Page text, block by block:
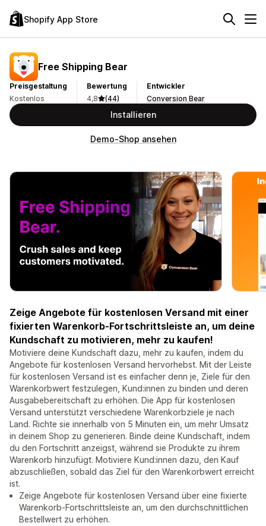
Shopify App Store
Free Shipping Bear
Preisgestaltung
Kostenlos
Bewertung
4,8
(44)
Entwickler
Conversion Bear
Installieren
Demo-Shop ansehen
Zeige Angebote für kostenlosen Versand mit einer
fixierten Warenkorb-Fortschrittsleiste an, um deine
Kundschaft zu motivieren, mehr zu kaufen!
Motiviere deine Kundschaft dazu, mehr zu kaufen, indem du
Angebote für kostenlosen Versand hervorhebst. Mit der Leiste
für kostenlosen Versand ist es einfacher denn je, Ziele für den
Warenkorbwert festzulegen, Kund:innen zu binden und deren
Ausgabebereitschaft zu erhöhen. Die App für kostenlosen
Versand unterstützt verschiedene Warenkorbziele je nach
Land. Richte sie innerhalb von 5 Minuten ein, um mehr Umsatz
in deinem Shop zu generieren. Binde deine Kundschaft, indem
du den Fortschritt anzeigst, während sie Produkte zu ihrem
Warenkorb hinzufügt. Motiviere Kund:innen dazu, den Kauf
abzuschließen, sobald das Ziel für den Warenkorbwert erreicht
ist.
Zeige Angebote für kostenlosen Versand über eine fixierte
Warenkorb-Fortschrittsleiste an, um den durchschnittlichen
Bestellwert zu erhöhen.